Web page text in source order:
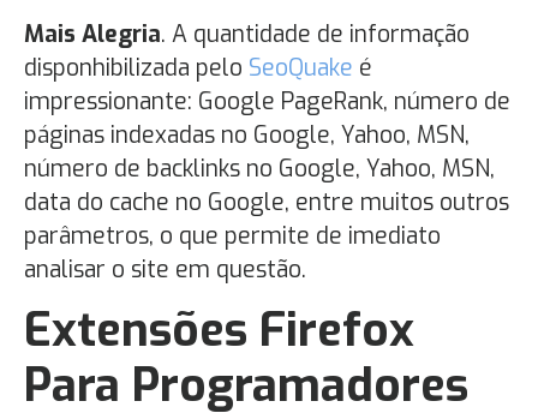
Mais Alegria. A quantidade de informação
disponhibilizada pelo SeoQuake é
impressionante: Google PageRank, número de
páginas indexadas no Google, Yahoo, MSN,
número de backlinks no Google, Yahoo, MSN,
data do cache no Google, entre muitos outros
parâmetros, o que permite de imediato
analisar o site em questão.
Extensões Firefox
Para Programadores